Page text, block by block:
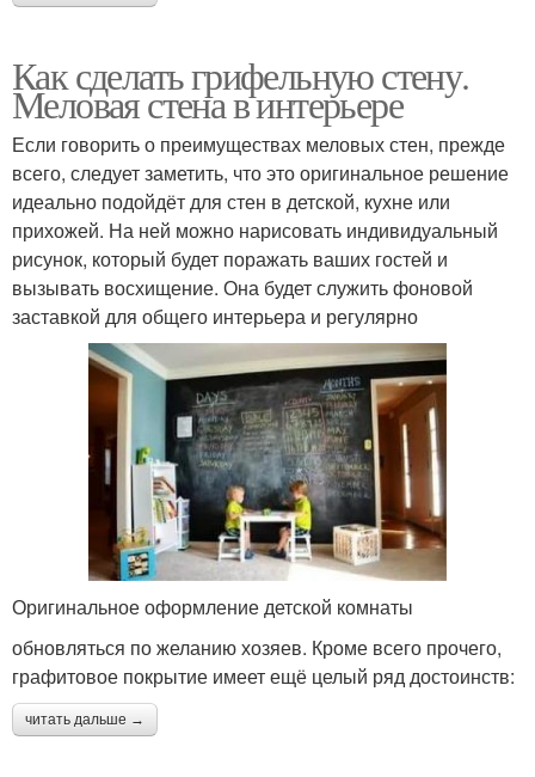
Как сделать грифельную стену.
Меловая стена в интерьере
Если говорить о преимуществах меловых стен, прежде
всего, следует заметить, что это оригинальное решение
идеально подойдёт для стен в детской, кухне или
прихожей. На ней можно нарисовать индивидуальный
рисунок, который будет поражать ваших гостей и
вызывать восхищение. Она будет служить фоновой
заставкой для общего интерьера и регулярно
Оригинальное оформление детской комнаты
обновляться по желанию хозяев. Кроме всего прочего,
графитовое покрытие имеет ещё целый ряд достоинств:
читать дальше →